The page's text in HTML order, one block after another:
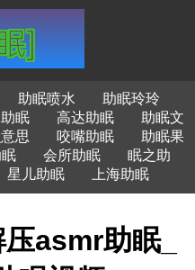
助眠喷水
助眠玲玲
眠 高达助眠
助眠文
思 咬嘴助眠
助眠果
会所助眠
眠之助
星儿助眠 上海助眠
asmr助眠_